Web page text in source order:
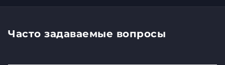
Часто задаваемые вопросы